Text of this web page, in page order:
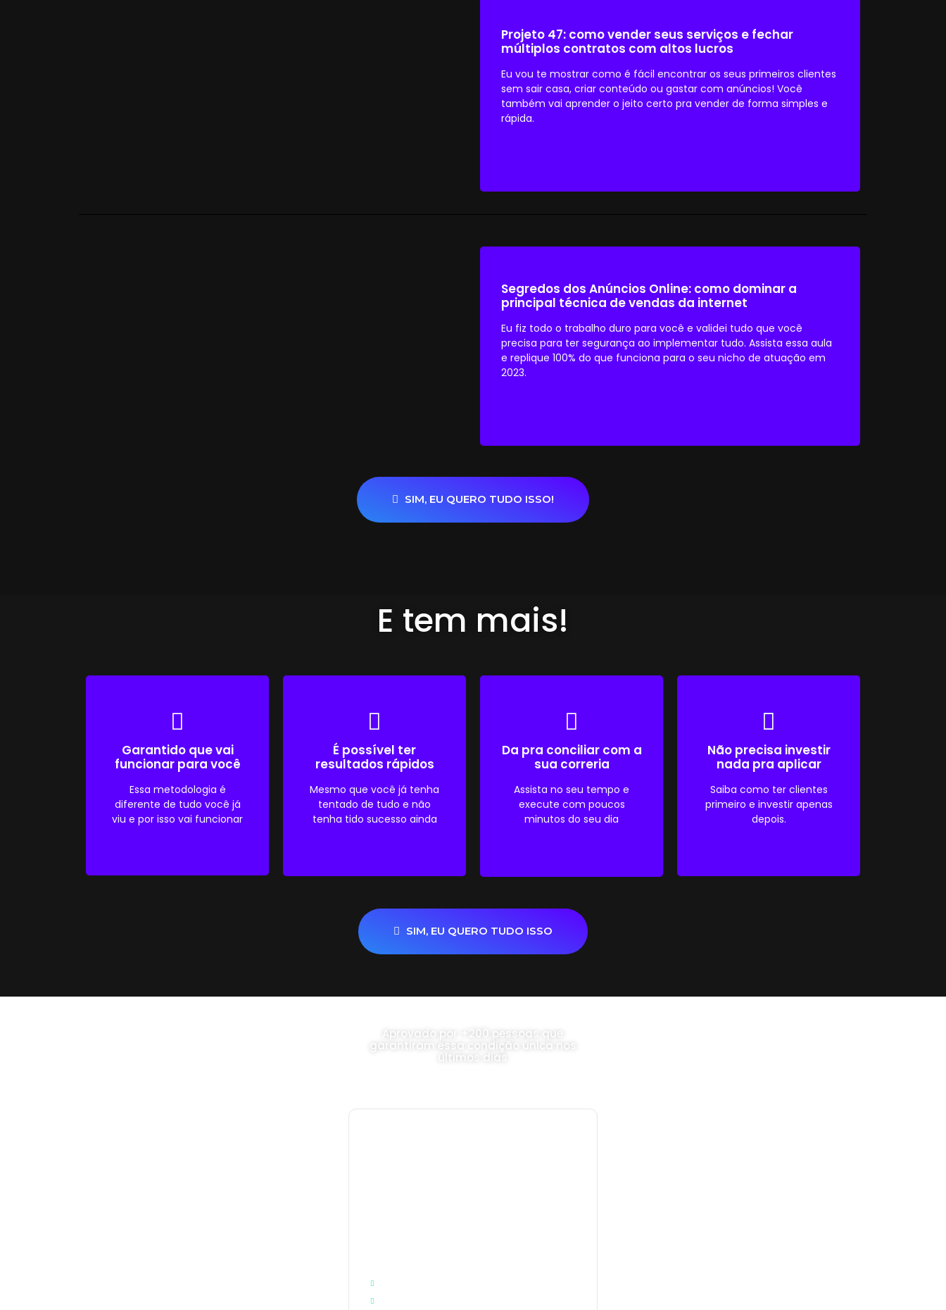
Projeto 47: como vender seus serviços e fechar
múltiplos contratos com altos lucros
Eu vou te mostrar como é fácil encontrar os seus primeiros clientes
sem sair casa, criar conteúdo ou gastar com anúncios! Você
também vai aprender o jeito certo pra vender de forma simples e
rápida.
Segredos dos Anúncios Online: como dominar a
principal técnica de vendas da internet
Eu fiz todo o trabalho duro para você e validei tudo que você
precisa para ter segurança ao implementar tudo. Assista essa aula
e replique 100% do que funciona para o seu nicho de atuação em
2023.
SIM, EU QUERO TUDO ISSO!
E tem mais!
Garantido que vai
funcionar para você
Essa metodologia é
diferente de tudo você já
viu e por isso vai funcionar
É possível ter
resultados rápidos
Mesmo que você já tenha
tentado de tudo e não
tenha tido sucesso ainda
Da pra conciliar com a
sua correria
Assista no seu tempo e
execute com poucos
minutos do seu dia
Não precisa investir
nada pra aplicar
Saiba como ter clientes
primeiro e investir apenas
depois.
SIM, EU QUERO TUDO ISSO
Aprovado por +200 pessoas que
garantiram essa condição única nos
últimos dias